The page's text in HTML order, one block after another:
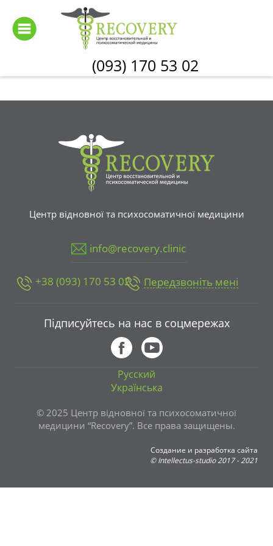
основного
(093) 170 53 02
Центр відновної та психосоматичної медицини
info@recovery.clinic
+38 (093) 170 53 02 Передзвоніть мені
Підписуйтесь на нас в соцмережах
Русский
Українська
© 2025 Центр відновної та психосоматичної
медицини “Recovery”. Все права защищены.
Создание и разработка сайта
©Intellectus-studio2017 - 2021